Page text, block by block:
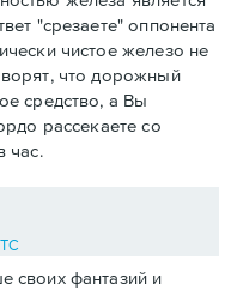
"срезаете" оппонента
чистое железо не
что дорожный
средство, а Вы
рассекаете со
час.
своих фантазий и